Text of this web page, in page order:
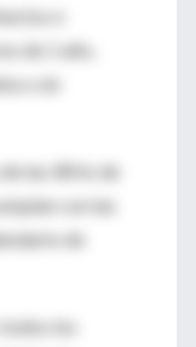
e
de 1 año,
o sin
las 48 hs de
con las
de
los